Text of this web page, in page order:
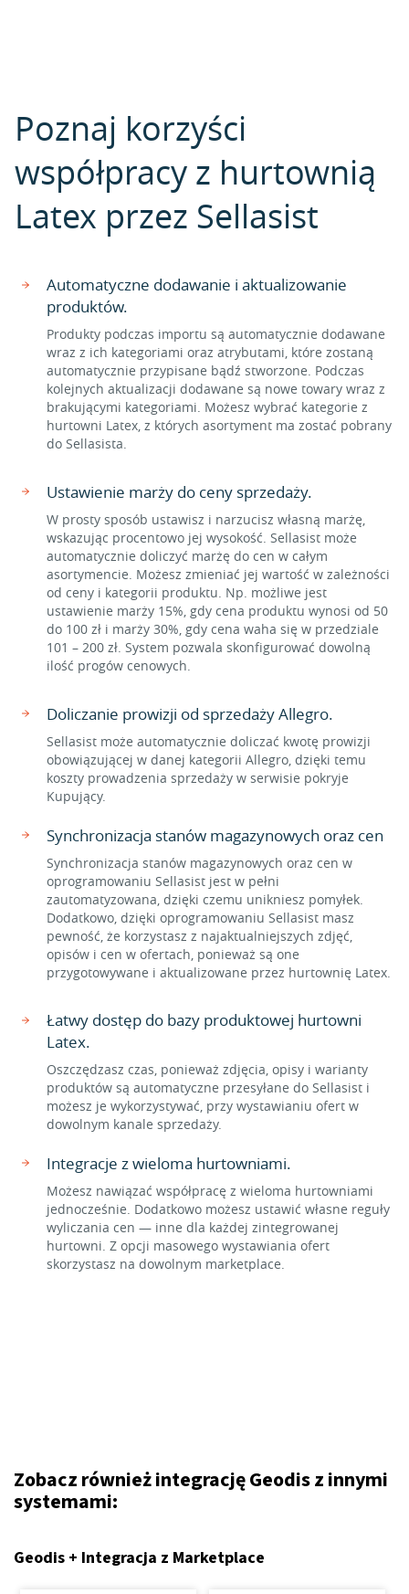
Poznaj korzyści
współpracy z hurtownią
Latex przez Sellasist
Automatyczne dodawanie i aktualizowanie
produktów.
Produkty podczas importu są automatycznie dodawane
wraz z ich kategoriami oraz atrybutami, które zostaną
automatycznie przypisane bądź stworzone. Podczas
kolejnych aktualizacji dodawane są nowe towary wraz z
brakującymi kategoriami. Możesz wybrać kategorie z
hurtowni Latex, z których asortyment ma zostać pobrany
do Sellasista.
Ustawienie marży do ceny sprzedaży.
W prosty sposób ustawisz i narzucisz własną marżę,
wskazując procentowo jej wysokość. Sellasist może
automatycznie doliczyć marżę do cen w całym
asortymencie. Możesz zmieniać jej wartość w zależności
od ceny i kategorii produktu. Np. możliwe jest
ustawienie marży 15%, gdy cena produktu wynosi od 50
do 100 zł i marży 30%, gdy cena waha się w przedziale
101 – 200 zł. System pozwala skonfigurować dowolną
ilość progów cenowych.
Doliczanie prowizji od sprzedaży Allegro.
Sellasist może automatycznie doliczać kwotę prowizji
obowiązującej w danej kategorii Allegro, dzięki temu
koszty prowadzenia sprzedaży w serwisie pokryje
Kupujący.
Synchronizacja stanów magazynowych oraz cen
Synchronizacja stanów magazynowych oraz cen w
oprogramowaniu Sellasist jest w pełni
zautomatyzowana, dzięki czemu unikniesz pomyłek.
Dodatkowo, dzięki oprogramowaniu Sellasist masz
pewność, że korzystasz z najaktualniejszych zdjęć,
opisów i cen w ofertach, ponieważ są one
przygotowywane i aktualizowane przez hurtownię Latex.
Łatwy dostęp do bazy produktowej hurtowni
Latex.
Oszczędzasz czas, ponieważ zdjęcia, opisy i warianty
produktów są automatyczne przesyłane do Sellasist i
możesz je wykorzystywać, przy wystawianiu ofert w
dowolnym kanale sprzedaży.
Integracje z wieloma hurtowniami.
Możesz nawiązać współpracę z wieloma hurtowniami
jednocześnie. Dodatkowo możesz ustawić własne reguły
wyliczania cen — inne dla każdej zintegrowanej
hurtowni. Z opcji masowego wystawiania ofert
skorzystasz na dowolnym marketplace.
Zobacz również integrację Geodis z innymi
systemami:
Geodis + Integracja z Marketplace